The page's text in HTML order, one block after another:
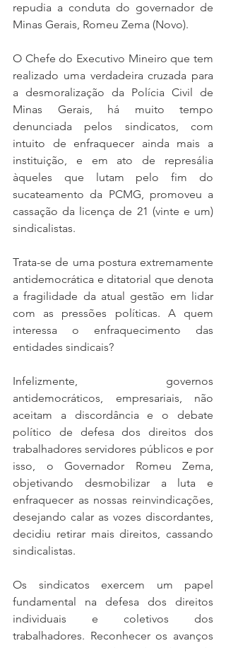
repudia a conduta do governador de
Minas Gerais, Romeu Zema (Novo).
O Chefe do Executivo Mineiro que tem
realizado uma verdadeira cruzada para
a desmoralização da Polícia Civil de
Minas Gerais, há muito tempo
denunciada pelos sindicatos, com
intuito de enfraquecer ainda mais a
instituição, e em ato de represália
àqueles que lutam pelo fim do
sucateamento da PCMG, promoveu a
cassação da licença de 21 (vinte e um)
sindicalistas.
Trata-se de uma postura extremamente
antidemocrática e ditatorial que denota
a fragilidade da atual gestão em lidar
com as pressões políticas. A quem
interessa o enfraquecimento das
entidades sindicais?
Infelizmente, governos
antidemocráticos, empresariais, não
aceitam a discordância e o debate
político de defesa dos direitos dos
trabalhadores servidores públicos e por
isso, o Governador Romeu Zema,
objetivando desmobilizar a luta e
enfraquecer as nossas reinvindicações,
desejando calar as vozes discordantes,
decidiu retirar mais direitos, cassando
sindicalistas.
Os sindicatos exercem um papel
fundamental na defesa dos direitos
individuais e coletivos dos
trabalhadores. Reconhecer os avanços